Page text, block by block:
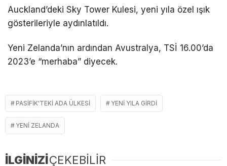
Auckland’deki Sky Tower Kulesi, yeni yıla özel ışık
gösterileriyle aydınlatıldı.
Yeni Zelanda’nın ardından Avustralya, TSİ 16.00’da
2023’e “merhaba” diyecek.
PASIFIK'TEKI ADA ÜLKESI YENI YILA GIRDI
YENI ZELANDA
İLGİNİZİÇEKEBİLİR